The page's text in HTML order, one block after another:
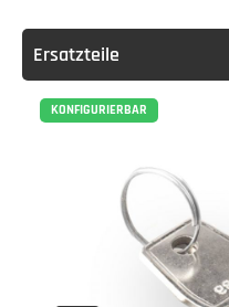
Ersatzteile
KONFIGURIERBAR